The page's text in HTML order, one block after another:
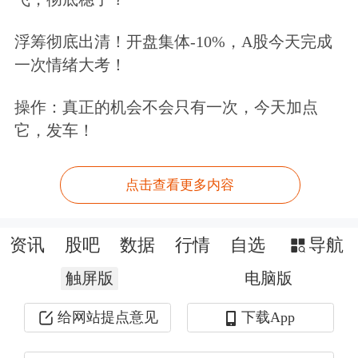
(来源：Whalewisdom)
股份，2013年在特斯拉股价还只有7美
元的时候，柏基就开始买入特斯拉，并
逐渐增持为其仅次于创始人马斯克的第
浮筹彻底出清！开盘集体-10%，A股今天完成
一次情绪大考！
操作：真正的机会不会只有一次，今天加点
它，发车！
点击查看更多内容
资讯 股吧 数据 行情 自选 导航
触屏版 电脑版
给网站提点意见 下载App